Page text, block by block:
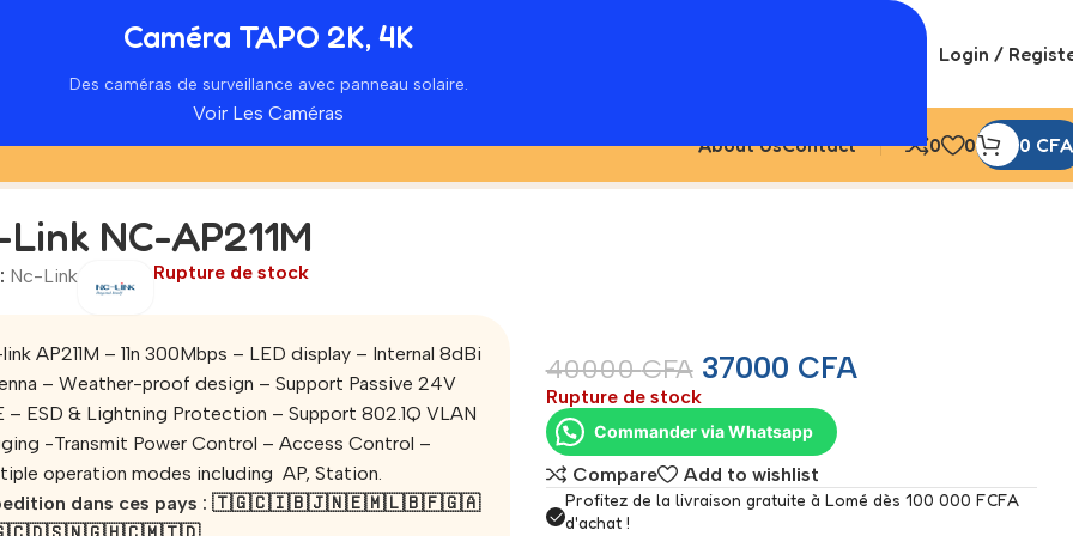
Caméra TAPO 2K, 4K
Des caméras de surveillance avec panneau solaire.
Voir Les Caméras
Login /
About UsContact 0 0 0 CFA
NC-AP211M
Nc-Link Rupture de stock
AP211M – 11n 300Mbps – LED display – Internal 8dBi
– Weather-proof design – Support Passive 24V
– ESD & Lightning Protection – Support 802.1Q VLAN
-Transmit Power Control – Access Control –
operation modes including AP, Station.
dans ces pays : 🇹🇬🇨🇮🇧🇯🇳🇪🇲🇱🇧🇫🇬🇦
40000CFA 37000 CFA
Rupture de stock
Commander via Whatsapp
Compare Add to wishlist
Profitez de la livraison gratuite à Lomé dès 100 000 FCFA
d'achat !